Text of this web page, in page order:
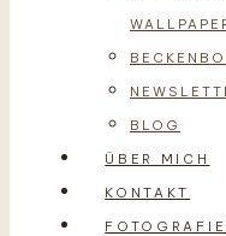
BLOG
ÜBER MICH
KONTAKT
FOTOGRAFIE